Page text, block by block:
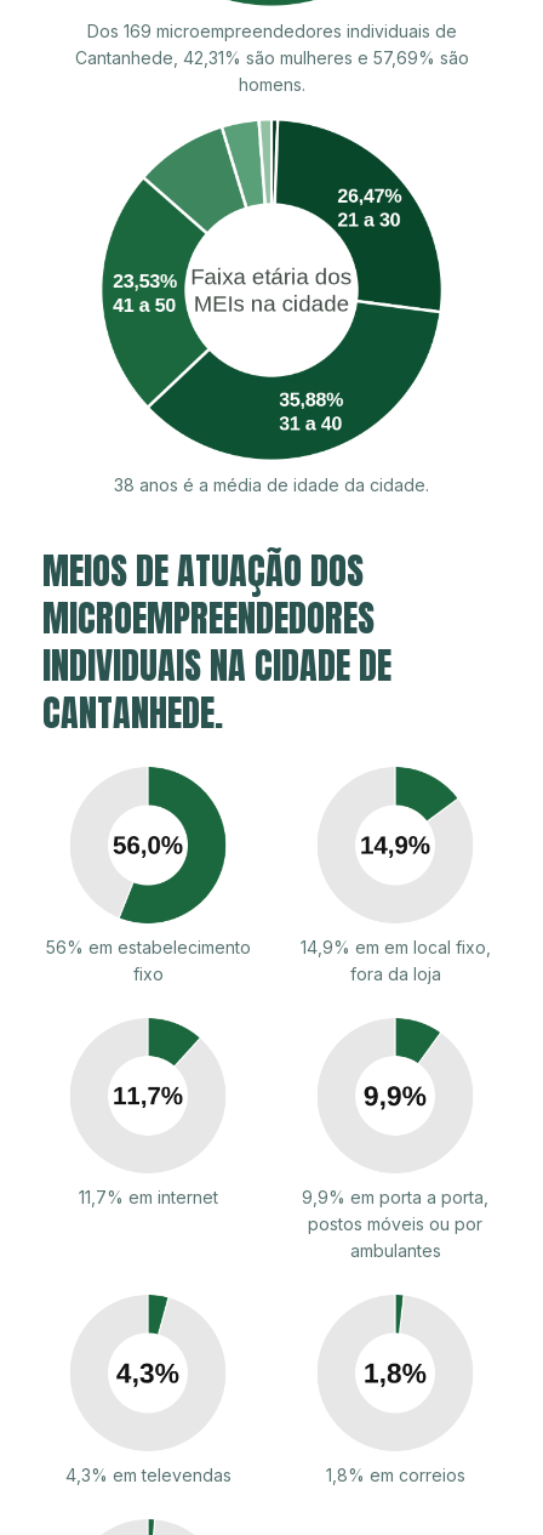
Dos 169 microempreendedores individuais de
Cantanhede, 42,31% são mulheres e 57,69% são
homens.
38 anos é a média de idade da cidade.
MEIOS DE ATUAÇÃO DOS
MICROEMPREENDEDORES
INDIVIDUAIS NA CIDADE DE
CANTANHEDE.
56% em estabelecimento
fixo
14,9% em em local fixo,
fora da loja
11,7% em internet
9,9% em porta a porta,
postos móveis ou por
ambulantes
4,3% em televendas 1,8% em correios